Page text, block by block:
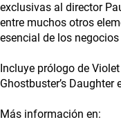
exclusivas al director
entre muchos otros
esencial de los
Incluye prólogo de
Ghostbuster’s Daughter
Más información en: